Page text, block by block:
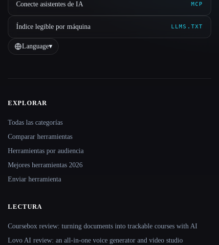
Conecte asistentes de IA MCP
Índice legible por máquina LLMS.TXT
Language▾
Site navigation
EXPLORAR
Todas las categorías
Comparar herramientas
Herramientas por audiencia
Mejores herramientas 2026
Enviar herramienta
LECTURA
Coursebox review: turning documents into trackable courses with AI
Lovo AI review: an all-in-one voice generator and video studio